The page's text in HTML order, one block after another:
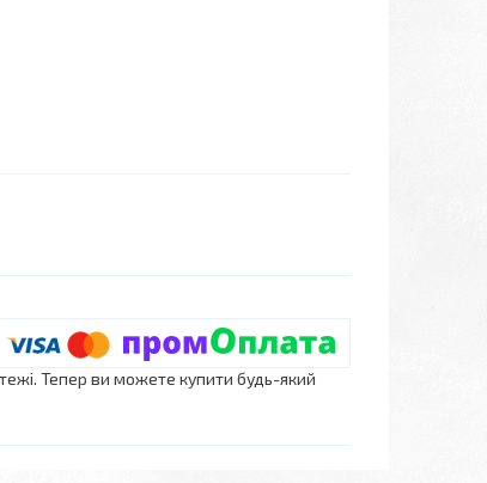
Тепер ви можете купити будь-який